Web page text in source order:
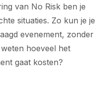
van No Risk ben je
situaties. Zo kun je je
evenement, zonder
hoeveel het
gaat kosten?